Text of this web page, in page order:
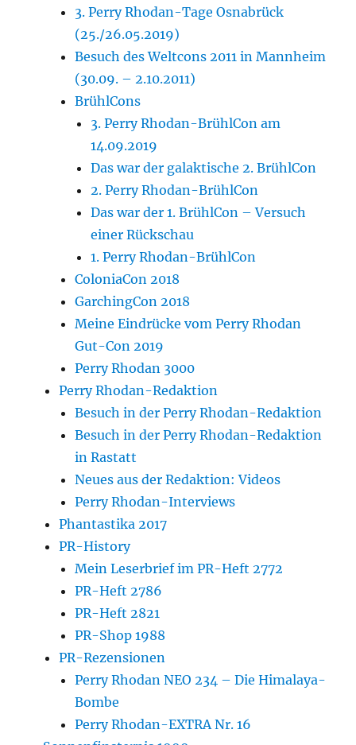
3. Perry Rhodan-Tage Osnabrück
(25./26.05.2019)
Besuch des Weltcons 2011 in Mannheim
(30.09. – 2.10.2011)
BrühlCons
3. Perry Rhodan-BrühlCon am
14.09.2019
Das war der galaktische 2. BrühlCon
2. Perry Rhodan-BrühlCon
Das war der 1. BrühlCon – Versuch
einer Rückschau
1. Perry Rhodan-BrühlCon
ColoniaCon 2018
GarchingCon 2018
Meine Eindrücke vom Perry Rhodan
Gut-Con 2019
Perry Rhodan 3000
Perry Rhodan-Redaktion
Besuch in der Perry Rhodan-Redaktion
Besuch in der Perry Rhodan-Redaktion
in Rastatt
Neues aus der Redaktion: Videos
Perry Rhodan-Interviews
Phantastika 2017
PR-History
Mein Leserbrief im PR-Heft 2772
PR-Heft 2786
PR-Heft 2821
PR-Shop 1988
PR-Rezensionen
Perry Rhodan NEO 234 – Die Himalaya-
Bombe
Perry Rhodan-EXTRA Nr. 16